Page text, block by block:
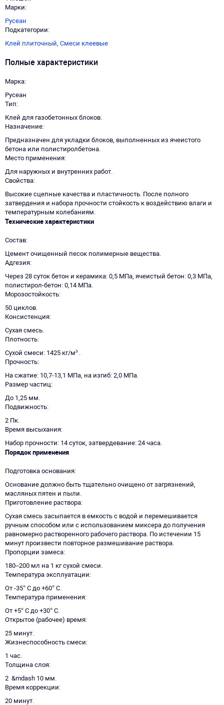
Марки
Русеан
Подкатегории
Клей плиточный, Смеси клеевые
Полные характеристики
Марка
Русеан
Тип
Клей для газобетонных блоков.
Назначение
Предназначен для укладки блоков, выполненных из ячеистого
бетона или полистиролбетона.
Место применения
Для наружных и внутренних работ.
Свойства
Высокие сцепные качества и пластичность. После полного
затвердения и набора прочности стойкость к воздействию влаги и
температурным колебаниям.
Технические характеристики
Состав
Цемент очищенный песок полимерные вещества.
Адгезия
Через 28 суток бетон и керамика: 0,5 МПа, ячеистый бетон: 0,3 МПа,
полистирол-бетон: 0,14 МПа.
Морозостойкость
50 циклов.
Консистенция
Сухая смесь.
Плотность
Сухой смеси: 1425 кг/м³ .
Прочность
На сжатие: 10,7-13,1 МПа, на изгиб: 2,0 МПа.
Размер частиц
До 1,25 мм.
Подвижность
2 Пк.
Время высыхания
Набор прочности: 14 суток, затвердевание: 24 часа.
Порядок применения
Подготовка основания
Основание должно быть тщательно очищено от загрязнений,
масляных пятен и пыли.
Приготовление раствора
Сухая смесь засыпается в емкость с водой и перемешивается
ручным способом или с использованием миксера до получения
равномерно растворенного рабочего раствора. По истечении 15
минут произвести повторное размешивание раствора.
Пропорции замеса
180–200 мл на 1 кг сухой смеси.
Температура эксплуатации
От -35° C до +60° C.
Температура применения
От +5° C до +30° C.
Открытое (рабочее) время
25 минут.
Жизнеспособность смеси
1 час.
Толщина слоя
2 &mdash 10 мм.
Время коррекции
20 минут.